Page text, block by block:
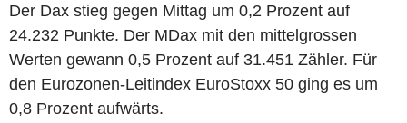
Der Dax stieg gegen Mittag um 0,2 Prozent auf
24.232 Punkte. Der MDax mit den mittelgrossen
Werten gewann 0,5 Prozent auf 31.451 Zähler. Für
den Eurozonen-Leitindex EuroStoxx 50 ging es um
0,8 Prozent aufwärts.